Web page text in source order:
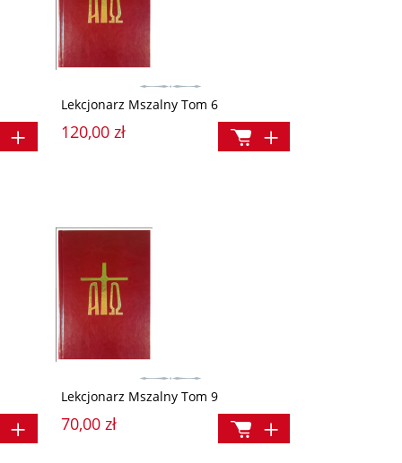
Lekcjonarz Mszalny Tom 6
120,00 zł
Lekcjonarz Mszalny Tom 9
70,00 zł